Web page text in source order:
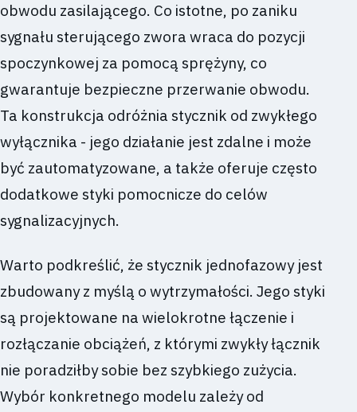
obwodu zasilającego. Co istotne, po zaniku
sygnału sterującego zwora wraca do pozycji
spoczynkowej za pomocą sprężyny, co
gwarantuje bezpieczne przerwanie obwodu.
Ta konstrukcja odróżnia stycznik od zwykłego
wyłącznika - jego działanie jest zdalne i może
być zautomatyzowane, a także oferuje często
dodatkowe styki pomocnicze do celów
sygnalizacyjnych.
Warto podkreślić, że stycznik jednofazowy jest
zbudowany z myślą o wytrzymałości. Jego styki
są projektowane na wielokrotne łączenie i
rozłączanie obciążeń, z którymi zwykły łącznik
nie poradziłby sobie bez szybkiego zużycia.
Wybór konkretnego modelu zależy od